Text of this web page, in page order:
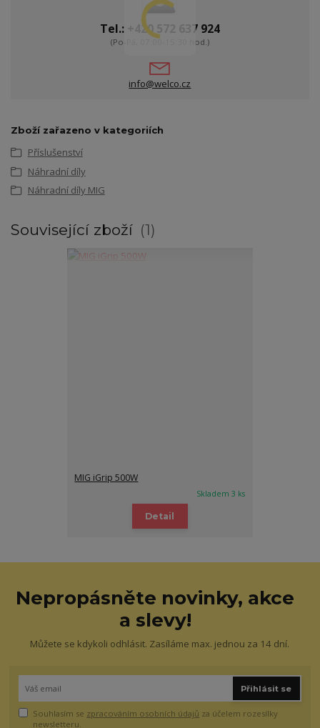
Tel.: +420 572 637 924
(Po-Pá, 07:00-15:30 hod.)
info@welco.cz
Zboží zařazeno v kategoriích
Příslušenství
Náhradní díly
Náhradní díly MIG
Související zboží 1
MIG iGrip 500W
Skladem 3 ks
Detail
Nepropásněte novinky, akce
a slevy!
Můžete se kdykoli odhlásit. Zasíláme max. jednou za 14 dní.
Přihlásit se
Souhlasím se zpracováním osobních údajů za účelem rozesílky
newsletteru.